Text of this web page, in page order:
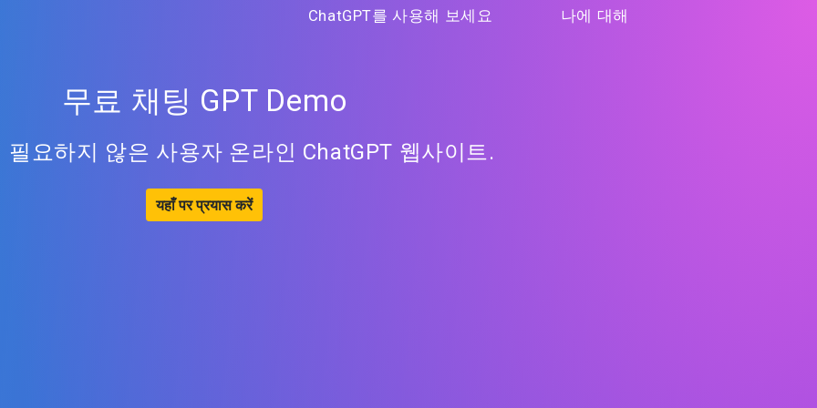
ChatGPT를 사용해 보세요 나에 대해
무료 채팅 GPT Demo
필요하지 않은 사용자 온라인 ChatGPT 웹사이트.
यहाँ पर प्रयास करें